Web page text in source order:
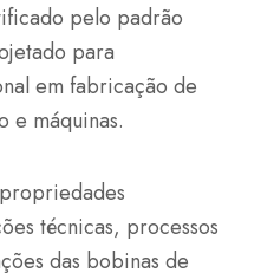
pelo padrão
para
em fabricação de
e máquinas.
técnicas, processos
das bobinas de